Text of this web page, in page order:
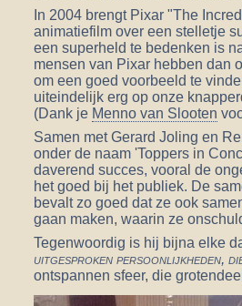
In 2004 brengt Pixar "The
animatiefilm over een stelletje
een superheld te bedenken is
mensen van Pixar hebben dan
om een goed voorbeeld te
uiteindelijk erg op onze
(Dank je Menno van Slooten
Samen met Gerard Joling en
onder de naam 'Toppers in
daverend succes, vooral de
het goed bij het publiek. De
bevalt zo goed dat ze ook
gaan maken, waarin ze
Tegenwoordig is hij bijna elke
uitgesproken persoonlijkheden,
ontspannen sfeer, die